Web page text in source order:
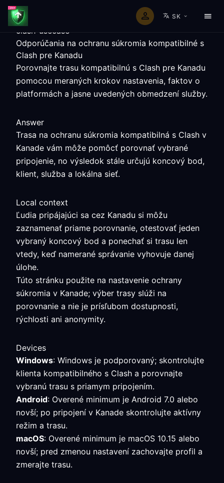
SK
clash-usecase
Odporúčania na ochranu súkromia kompatibilné s
Clash pre Kanadu
Porovnajte trasu kompatibilnú s Clash pre Kanadu
pomocou meraných krokov nastavenia, faktov o
platformách a jasne uvedených obmedzení služby.
Answer
Trasa na ochranu súkromia kompatibilná s Clash v
Kanade vám môže pomôcť porovnať vybrané
pripojenie, no výsledok stále určujú koncový bod,
klient, služba a lokálna sieť.
Local context
Ľudia pripájajúci sa cez Kanadu si môžu
zaznamenať priame porovnanie, otestovať jeden
vybraný koncový bod a ponechať si trasu len
vtedy, keď namerané správanie vyhovuje danej
úlohe.
Túto stránku použite na nastavenie ochrany
súkromia v Kanade; výber trasy slúži na
porovnanie a nie je prísľubom dostupnosti,
rýchlosti ani anonymity.
Devices
Windows: Windows je podporovaný; skontrolujte
klienta kompatibilného s Clash a porovnajte
vybranú trasu s priamym pripojením.
Android: Overené minimum je Android 7.0 alebo
novší; po pripojení v Kanade skontrolujte aktívny
režim a trasu.
macOS: Overené minimum je macOS 10.15 alebo
novší; pred zmenou nastavení zachovajte profil a
zmerajte trasu.